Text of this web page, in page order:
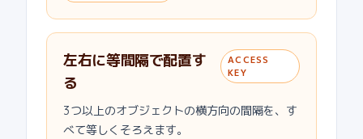
左右に等間隔で配置す
る
ACCESS
KEY
3つ以上のオブジェクトの横方向の間隔を、す
べて等しくそろえます。